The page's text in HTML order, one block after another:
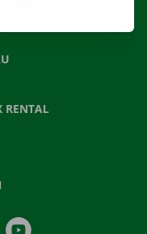
RENTAL
LinkedIn